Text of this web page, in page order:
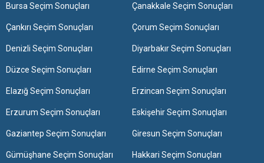
Bursa Seçim Sonuçları Çanakkale Seçim Sonuçları
Çankırı Seçim Sonuçları Çorum Seçim Sonuçları
Denizli Seçim Sonuçları Diyarbakır Seçim Sonuçları
Düzce Seçim Sonuçları Edirne Seçim Sonuçları
Elazığ Seçim Sonuçları Erzincan Seçim Sonuçları
Erzurum Seçim Sonuçları Eskişehir Seçim Sonuçları
Gaziantep Seçim Sonuçları Giresun Seçim Sonuçları
Gümüşhane Seçim Sonuçları Hakkari Seçim Sonuçları